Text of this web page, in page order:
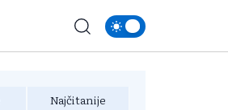
Najčitanije